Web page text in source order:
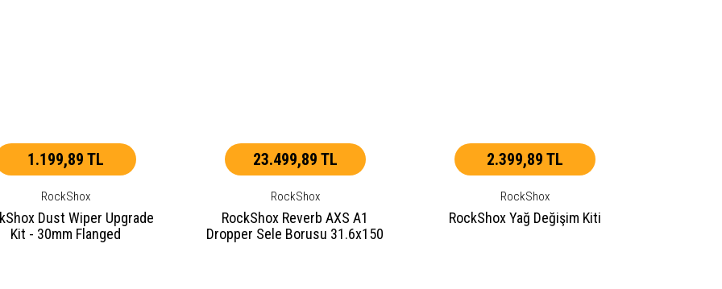
1.199,89 TL
RockShox
Dust Wiper Upgrade
Kit - 30mm Flanged
23.499,89 TL
RockShox
RockShox Reverb AXS A1
Dropper Sele Borusu 31.6x150
2.399,89 TL
RockShox
RockShox Yağ Değişim Kiti